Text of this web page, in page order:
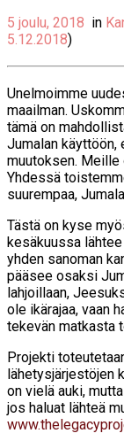
5 joulu, 2018 in
5.12.2018)
Unelmoimme
maailman.
tämä on
Jumalan käyttöön,
muutoksen. Meille
Yhdessä
suurempaa,
Tästä on kyse
kesäkuussa
yhden sanoman
pääsee osaksi
lahjoillaan,
ole ikärajaa, vaan
tekevän matkasta
Projekti
lähetysjärjestöjen
on vielä auki,
jos haluat lähteä